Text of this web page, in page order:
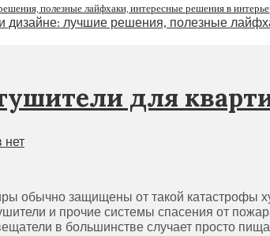
для
нет
обычно защищены от такой катастрофы
и прочие системы спасения от
в большинстве случает просто